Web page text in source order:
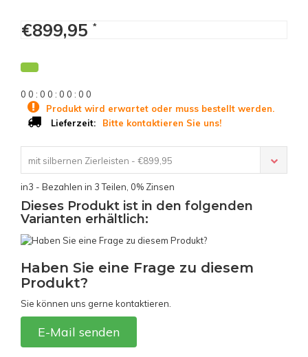
€899,95 *
0 0 : 0 0 : 0 0 : 0 0
Produkt wird erwartet oder muss bestellt werden.
Lieferzeit:
Bitte kontaktieren Sie uns!
mit silbernen Zierleisten - €899,95
in3 - Bezahlen in 3 Teilen, 0% Zinsen
Dieses Produkt ist in den folgenden
Varianten erhältlich:
Haben Sie eine Frage zu diesem
Produkt?
Sie können uns gerne kontaktieren.
E-Mail senden